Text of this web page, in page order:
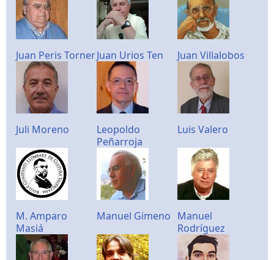
Juan Peris TornerJuan Urios Ten Juan Villalobos
Juli Moreno
Leopoldo
Peñarroja
Luis Valero
M. Amparo
Masiá
Manuel Gimeno Manuel
Rodríguez